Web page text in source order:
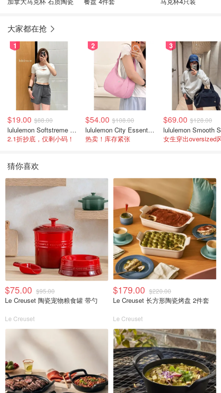
大家都在抢
1
$19.00 $88.00
lululemon Softstreme 女士高腰短裤 10cm
2.1折抄底，仅剩小码！
2
$54.00 $108.00
lululemon City Essentials 肩背包 4L
热卖！库存紧张
3
$69.00 $128.00
女生穿出oversized
猜你喜欢
$75.00 $95.00
Le Creuset 陶瓷宠物粮食罐 带勺
Le Creuset
$179.00 $220.00
Le Creuset 长方形陶瓷烤盘 2件套
Le Creuset